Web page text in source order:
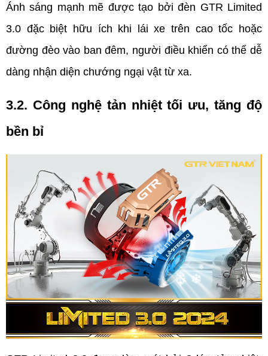
Ánh sáng mạnh mẽ được tạo bởi đèn GTR Limited
3.0 đặc biệt hữu ích khi lái xe trên cao tốc hoặc
đường đèo vào ban đêm, người điều khiển có thể dễ
dàng nhận diện chướng ngại vật từ xa.
3.2. Công nghệ tản nhiệt tối ưu, tăng độ
bền bỉ